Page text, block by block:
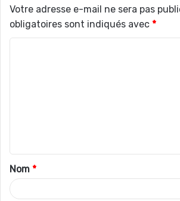
Votre adresse e-mail ne sera pas
obligatoires sont indiqués avec *
t
a
i
Nom *